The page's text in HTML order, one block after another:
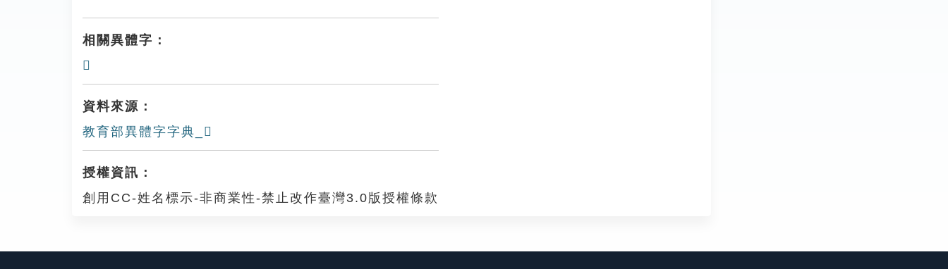
相關異體字：
𢦻
資料來源：
教育部異體字字典_𢦚
授權資訊：
創用CC-姓名標示-非商業性-禁止改作臺灣3.0版授權條款